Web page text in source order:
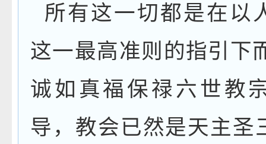
所有这一切都是在以
这一最高准则的指引下
诚如真福保禄六世教
导，教会已然是天主圣